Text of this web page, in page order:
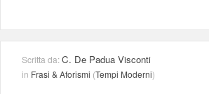
Scritta da:C. De Padua Visconti
in Frasi & Aforismi (Tempi Moderni)